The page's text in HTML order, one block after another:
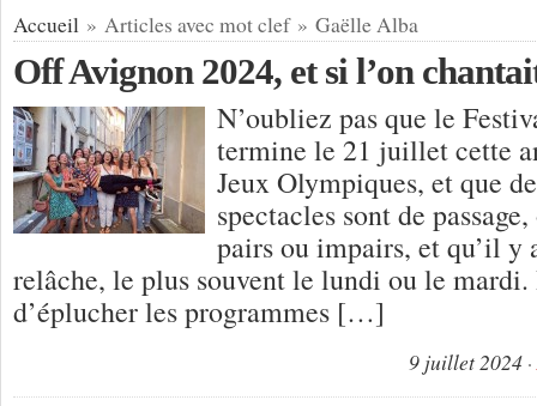
Accueil » Articles avec mot clef » Gaëlle Alba
Off Avignon 2024, et si l’on
N’oubliez pas que le
termine le 21 juillet cette
Jeux Olympiques, et que
spectacles sont de
pairs ou impairs, et qu’il y
relâche, le plus souvent le lundi ou le
d’éplucher les programmes […]
9 juillet 2024